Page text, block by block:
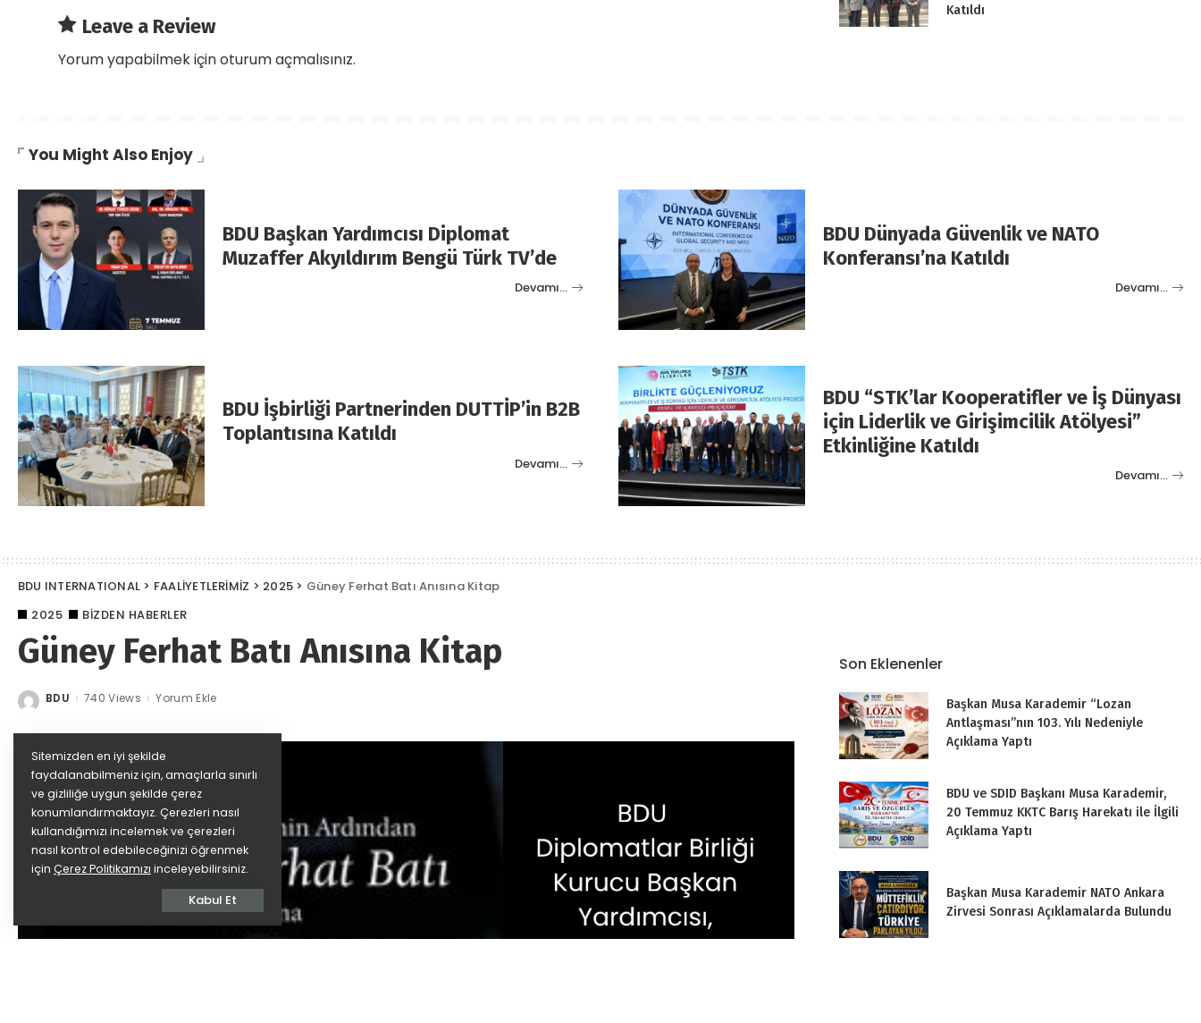
Leave a Review
Yorum yapabilmek içinoturum açmalısınız.
Katıldı
You Might Also Enjoy
BDU Başkan Yardımcısı Diplomat
Muzaffer Akyıldırım Bengü Türk TV’de
Devamı…
BDU Dünyada Güvenlik ve NATO
Konferansı’na Katıldı
Devamı…
BDU İşbirliği Partnerinden DUTTİP’in B2B
Toplantısına Katıldı
Devamı…
BDU “STK’lar Kooperatifler ve İş Dünyası
için Liderlik ve Girişimcilik Atölyesi”
Etkinliğine Katıldı
Devamı…
BDU INTERNATIONAL > FAALİYETLERİMİZ > 2025 > Güney Ferhat Batı Anısına Kitap
2025
BIZDEN HABERLER
Güney Ferhat Batı Anısına Kitap
Posted
BDU 740 Views Yorum Ekle
Son Eklenenler
Başkan Musa Karademir “Lozan
Antlaşması”nın 103. Yılı Nedeniyle
Açıklama Yaptı
BDU ve SDID Başkanı Musa Karademir,
20 Temmuz KKTC Barış Harekatı ile İlgili
Açıklama Yaptı
Başkan Musa Karademir NATO Ankara
Zirvesi Sonrası Açıklamalarda Bulundu
Sitemizden en iyi şekilde
faydalanabilmeniz için, amaçlarla sınırlı
ve gizliliğe uygun şekilde çerez
konumlandırmaktayız. Çerezleri nasıl
kullandığımızı incelemek ve çerezleri
nasıl kontrol edebileceğinizi öğrenmek
için Çerez Politikamızı inceleyebilirsiniz.
Kabul Et